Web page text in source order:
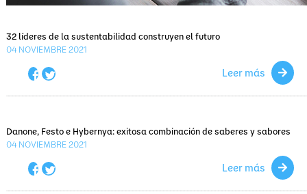
32 líderes de la sustentabilidad construyen el futuro
04 NOVIEMBRE 2021
Leer más
Danone, Festo e Hybernya: exitosa combinación de saberes y sabores
04 NOVIEMBRE 2021
Leer más